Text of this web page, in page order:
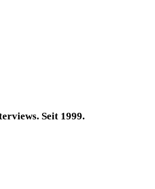
Seit 1999.